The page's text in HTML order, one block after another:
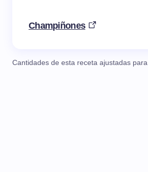
Champiñones
Cantidades de esta receta ajustadas para